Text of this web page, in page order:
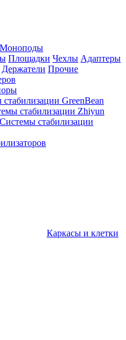
Моноподы
Площадки Чехлы Адаптеры
Держатели Прочие
GreenBean
стабилизации Zhiyun
Системы стабилизации
Каркасы и клетки